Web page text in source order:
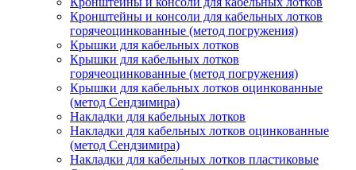
Кронштейны и консоли для кабельных лотков
горячеоцинкованные (метод погружения)
Крышки для кабельных лотков
Крышки для кабельных лотков
горячеоцинкованные (метод погружения)
Крышки для кабельных лотков оцинкованные
(метод Сендзимира)
Накладки для кабельных лотков
Накладки для кабельных лотков оцинкованные
(метод Сендзимира)
Накладки для кабельных лотков пластиковые